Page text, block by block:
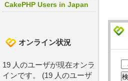
CakePHP Users in Japan
オンライン状況
19 人のユーザが現在オンラ
インです。 (19 人のユーザ